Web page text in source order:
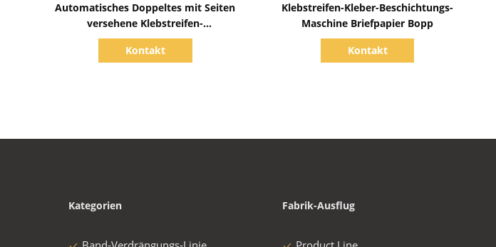
Automatisches Doppeltes mit Seiten
versehene Klebstreifen-
Schneidemaschine-Hersteller
Kontakt
Klebstreifen-Kleber-Beschichtungs-
Maschine Briefpapier Bopp
Kontakt
Kategorien Fabrik-Ausflug